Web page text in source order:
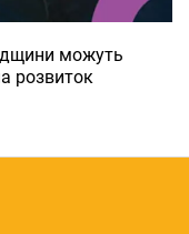
можуть
розвиток